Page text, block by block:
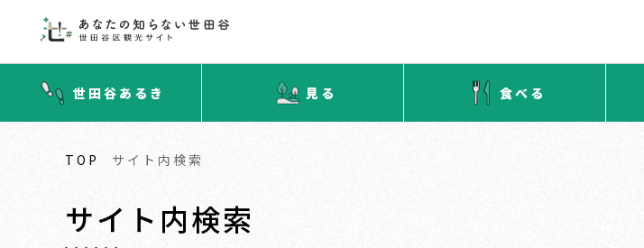
世田谷あるき 見る 食べる
TOP サイト内検索
サイト内検索